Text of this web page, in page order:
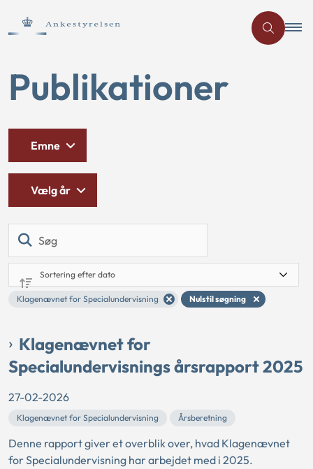
Publikationer
Klagenævnet for Specialundervisning Nulstil søgning
Emne
Vælg år
Klagenævnet for
Specialundervisnings årsrapport 2025
27-02-2026
Klagenævnet for Specialundervisning Årsberetning
Denne rapport giver et overblik over, hvad Klagenævnet
for Specialundervisning har arbejdet med i 2025.